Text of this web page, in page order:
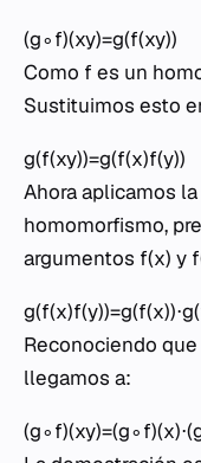
(g∘f)(xy)=g(f(xy))
Como f es un
Sustituimos esto
g(f(xy))=g(f(x)f(y))
Ahora aplicamos
homomorfismo,
argumentos f(x) y
Reconociendo
llegamos a: